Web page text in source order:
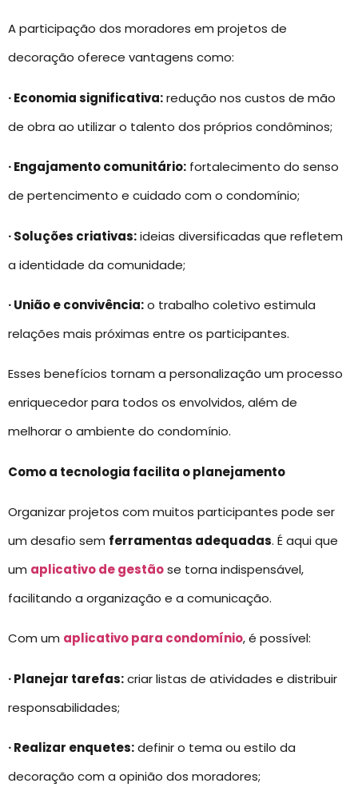
A participação dos moradores em projetos de
decoração oferece vantagens como:
· Economia significativa:redução nos custos de mão
de obra ao utilizar o talento dos próprios condôminos;
· Engajamento comunitário: fortalecimento do senso
de pertencimento e cuidado com o condomínio;
· Soluções criativas:ideias diversificadas que refletem
a identidade da comunidade;
· União e convivência:o trabalho coletivo estimula
relações mais próximas entre os participantes.
Esses benefícios tornam a personalização um processo
enriquecedor para todos os envolvidos, além de
melhorar o ambiente do condomínio.
Como a tecnologia facilita o planejamento
Organizar projetos com muitos participantes pode ser
um desafio sem ferramentas adequadas. É aqui que
um aplicativo de gestãose torna indispensável,
facilitando a organização e a comunicação.
Com um aplicativo para condomínio, é possível:
· Planejar tarefas:criar listas de atividades e distribuir
responsabilidades;
· Realizar enquetes:definir o tema ou estilo da
decoração com a opinião dos moradores;